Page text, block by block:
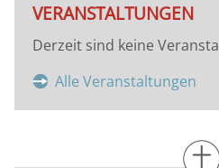
VERANSTALTUNGEN
Derzeit sind keine
Alle Veranstaltungen